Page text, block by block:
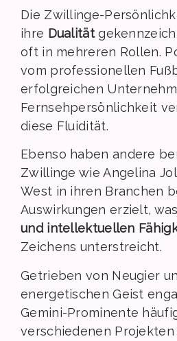
Die Zwillinge-
ihre Dualität
oft in mehreren Rollen.
vom professionellen
erfolgreichen
Fernsehpersönlichkeit
diese Fluidität.
Ebenso haben andere
Zwillinge wie Angelina
West in ihren Branchen
Auswirkungen erzielt,
und intellektuellen
Zeichens unterstreicht.
Getrieben von Neugier
energetischen Geist
Gemini-Prominente
verschiedenen Projekten